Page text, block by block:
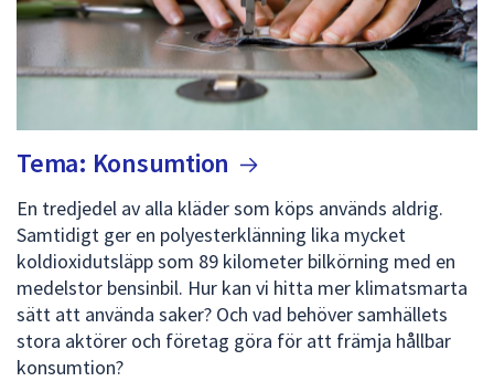
Tema: Konsumtion
En tredjedel av alla kläder som köps används aldrig.
Samtidigt ger en polyesterklänning lika mycket
koldioxidutsläpp som 89 kilometer bilkörning med en
medelstor bensinbil. Hur kan vi hitta mer klimatsmarta
sätt att använda saker? Och vad behöver samhällets
stora aktörer och företag göra för att främja hållbar
konsumtion?